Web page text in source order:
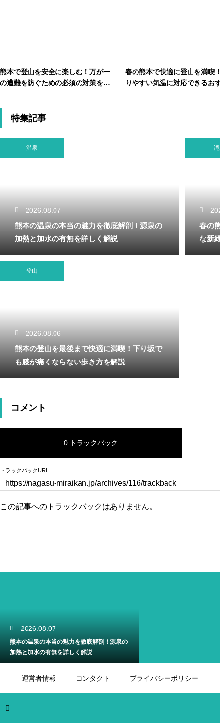
熊本で登山を安全に楽しむ！万が一
の遭難を防ぐための必須の対策を解
春の熊本で快適に登山を満喫
りやすい気温に対応できるお
特集記事
温泉
2026.08.07
熊本の温泉の本当の魅力を徹底解剖！源泉の
加熱と加水の有無を詳しく解説
滝
春の
な新
登山
2026.08.06
熊本の登山を最後まで快適に満喫！下り坂で
も膝が痛くならない歩き方を解説
コメント
0 トラックバック
トラックバックURL
この記事へのトラックバックはありません。
2026.08.07
熊本の温泉の本当の魅力を徹底解剖！源泉の
加熱と加水の有無を詳しく解説
運営者情報 コンタクト プライバシーポリシー